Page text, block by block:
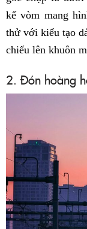
kế vòm mang
thử với kiểu tạo
chiếu lên khuôn
2. Đón hoàng